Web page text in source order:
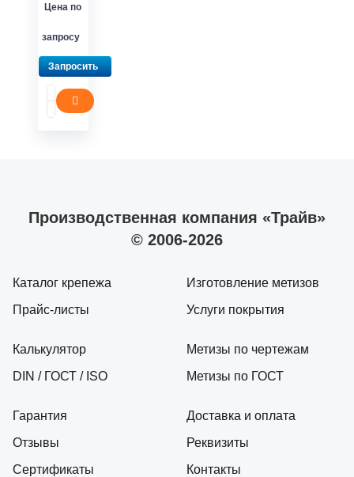
Цена по
запросу
Запросить
Производственная компания «Трайв»
© 2006-2026
Каталог крепежа
Прайс-листы
Калькулятор
DIN / ГОСТ / ISO
Гарантия
Отзывы
Сертификаты
Изготовление метизов
Услуги покрытия
Метизы по чертежам
Метизы по ГОСТ
Доставка и оплата
Реквизиты
Контакты